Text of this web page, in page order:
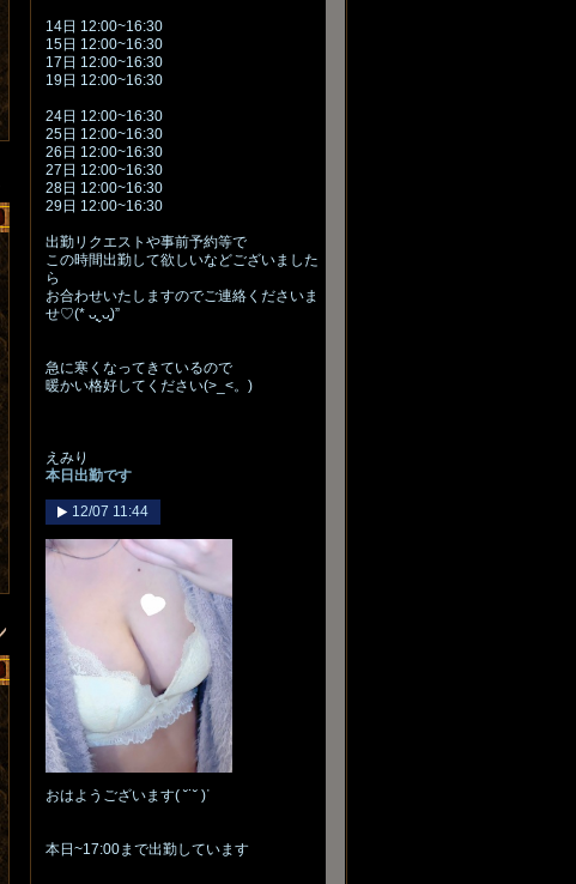
14日 12:00~16:30
15日 12:00~16:30
17日 12:00~16:30
19日 12:00~16:30
24日 12:00~16:30
25日 12:00~16:30
26日 12:00~16:30
27日 12:00~16:30
28日 12:00~16:30
29日 12:00~16:30
出勤リクエストや事前予約等で
この時間出勤して欲しいなどございました
ら
お合わせいたしますのでご連絡くださいま
せ♡(* ᴗ͈ˬᴗ͈)”
急に寒くなってきているので
暖かい格好してください(>_<。)
えみり
本日出勤です
12/07 11:44
おはようございます( ˘˙˘ )ᐝ
本日~17:00まで出勤しています